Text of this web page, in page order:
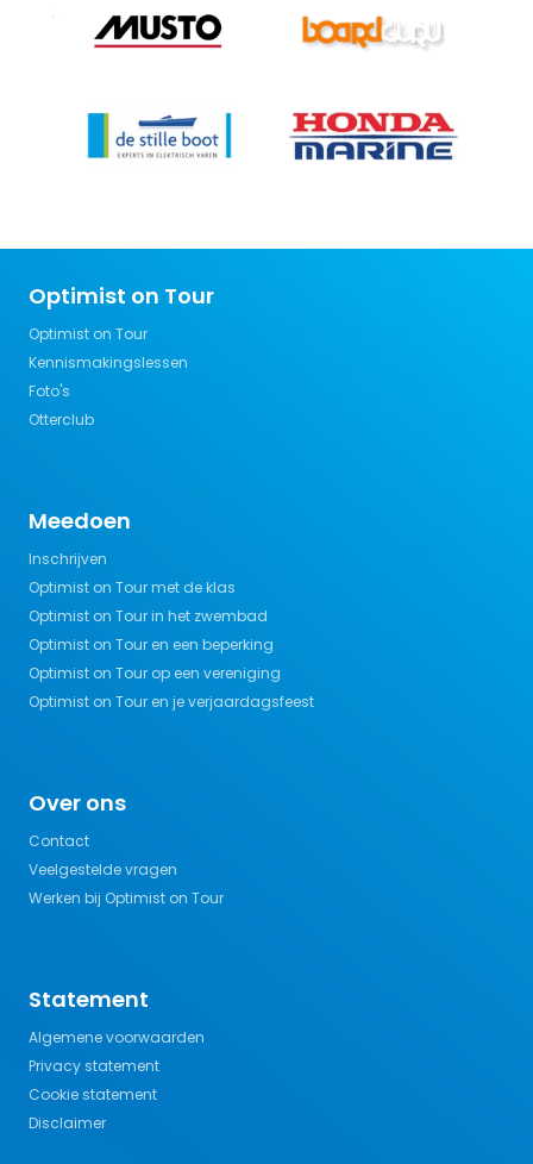
Optimist on Tour
Optimist on Tour
Kennismakingslessen
Foto's
Otterclub
Meedoen
Inschrijven
Optimist on Tour met de klas
Optimist on Tour in het zwembad
Optimist on Tour en een beperking
Optimist on Tour op een vereniging
Optimist on Tour en je verjaardagsfeest
Over ons
Contact
Veelgestelde vragen
Werken bij Optimist on Tour
Statement
Algemene voorwaarden
Privacy statement
Cookie statement
Disclaimer